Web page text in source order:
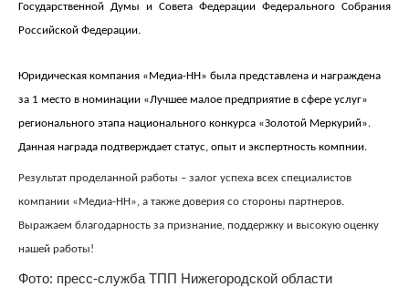
Государственной Думы и Совета Федерации Федерального Собрания
Российской Федерации.
Юридическая компания «Медиа-НН» была представлена и награждена
за 1 место в номинации «Лучшее малое предприятие в сфере услуг»
регионального этапа национального конкурса «Золотой Меркурий».
Данная награда подтверждает статус, опыт и экспертность компнии.
Результат проделанной работы – залог успеха всех специалистов
компании «Медиа-НН», а также доверия со стороны партнеров.
Выражаем благодарность за признание, поддержку и высокую оценку
нашей работы!
Фото: пресс-служба ТПП Нижегородской области